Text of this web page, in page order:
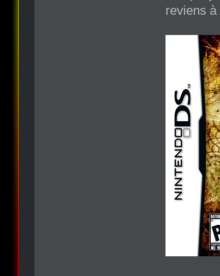
reviens à